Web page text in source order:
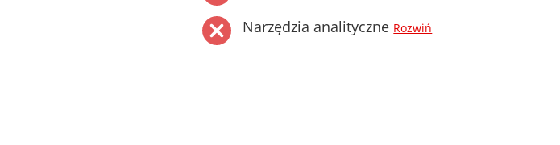
Narzędzia analityczne Rozwiń